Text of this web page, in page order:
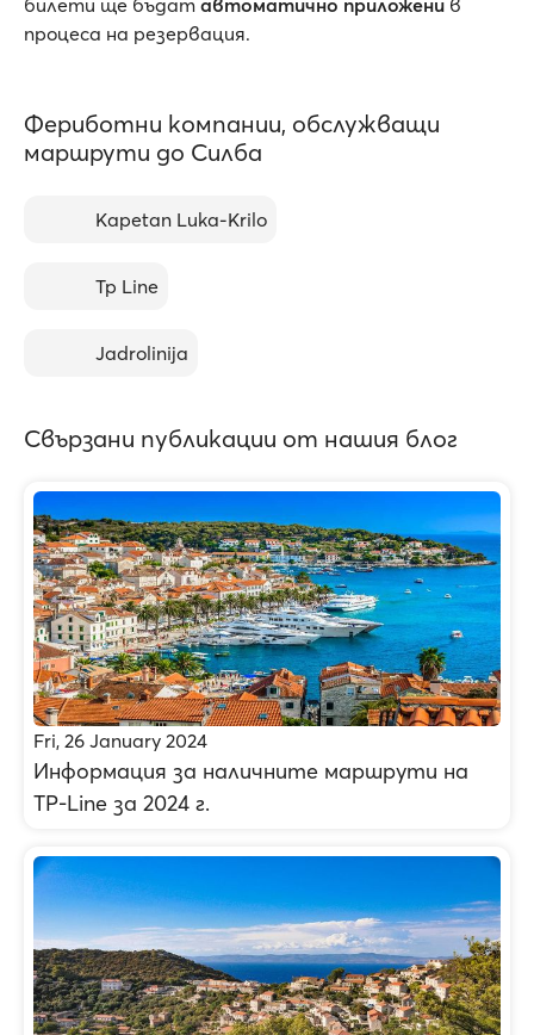
билети ще бъдат автоматично приложени в
процеса на резервация.
Фериботни компании, обслужващи
маршрути до Силба
Kapetan Luka-Krilo
Tp Line
Jadrolinija
Свързани публикации от нашия блог
Fri, 26 January 2024
Информация за наличните маршрути на
TP-Line за 2024 г.